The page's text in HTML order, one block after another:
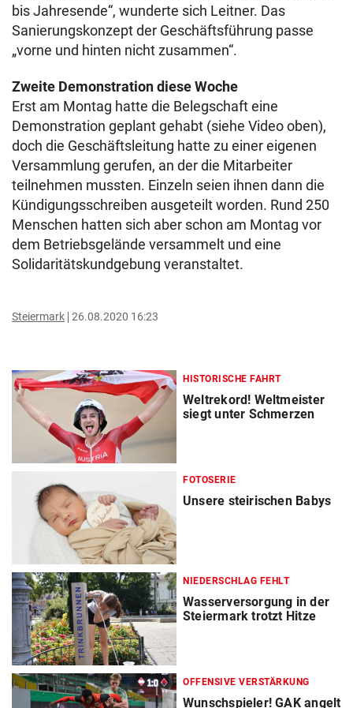
bis Jahresende“, wunderte sich Leitner. Das
Sanierungskonzept der Geschäftsführung passe
„vorne und hinten nicht zusammen“.
Zweite Demonstration diese Woche
Erst am Montag hatte die Belegschaft eine
Demonstration geplant gehabt (siehe Video oben),
doch die Geschäftsleitung hatte zu einer eigenen
Versammlung gerufen, an der die Mitarbeiter
teilnehmen mussten. Einzeln seien ihnen dann die
Kündigungsschreiben ausgeteilt worden. Rund 250
Menschen hatten sich aber schon am Montag vor
dem Betriebsgelände versammelt und eine
Solidaritätskundgebung veranstaltet.
Steiermark 26.08.2020 16:23
HISTORISCHE FAHRT
Weltrekord! Weltmeister
siegt unter Schmerzen
FOTOSERIE
Unsere steirischen Babys
NIEDERSCHLAG FEHLT
Wasserversorgung in der
Steiermark trotzt Hitze
OFFENSIVE VERSTÄRKUNG
Wunschspieler! GAK angelt